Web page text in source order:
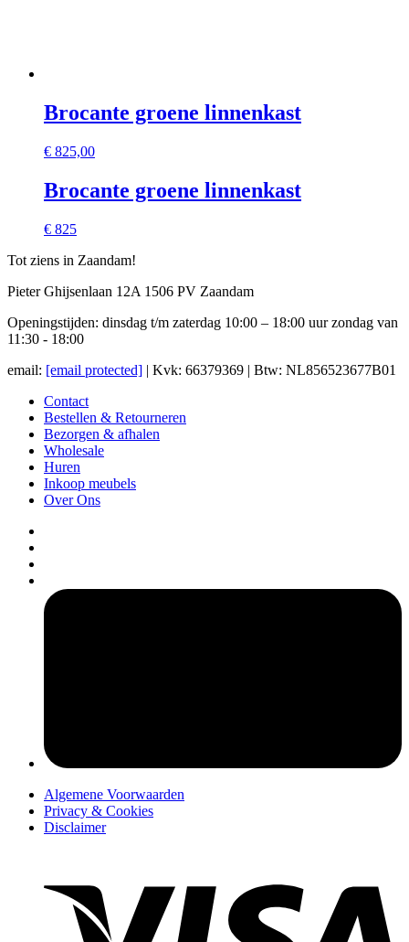
Brocante groene linnenkast
€ 825,00
Brocante groene linnenkast
€ 825
Tot ziens in Zaandam!
Pieter Ghijsenlaan 12A 1506 PV Zaandam
Openingstijden: dinsdag t/m zaterdag 10:00 – 18:00 uur zondag van
11:30 - 18:00
email: [email protected] | Kvk: 66379369 | Btw: NL856523677B01
Contact
Bestellen & Retourneren
Bezorgen & afhalen
Wholesale
Huren
Inkoop meubels
Over Ons
Algemene Voorwaarden
Privacy & Cookies
Disclaimer